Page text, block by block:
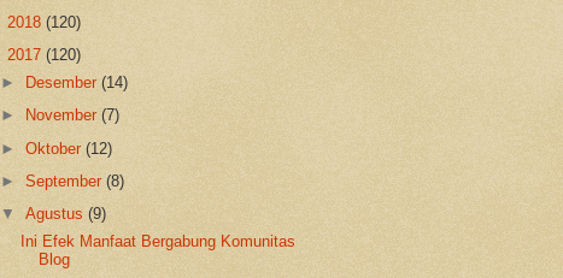
2018 (120)
2017 (120)
►
Desember(14)
►
November(7)
►Oktober(12)
►September(8)
▼Agustus(9)
Ini Efek Manfaat Bergabung Komunitas
Blog